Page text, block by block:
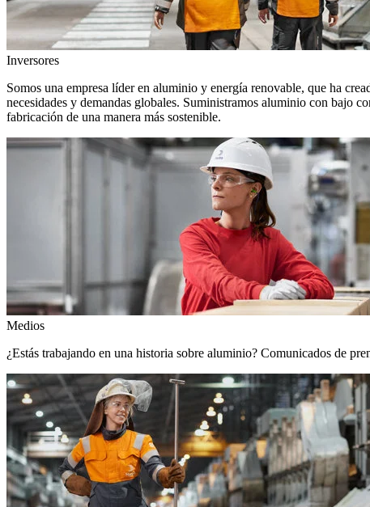
Inversores
Somos una empresa líder en aluminio y energía renovable, que ha
necesidades y demandas globales. Suministramos aluminio con bajo
fabricación de una manera más sostenible.
Medios
¿Estás trabajando en una historia sobre aluminio? Comunicados de